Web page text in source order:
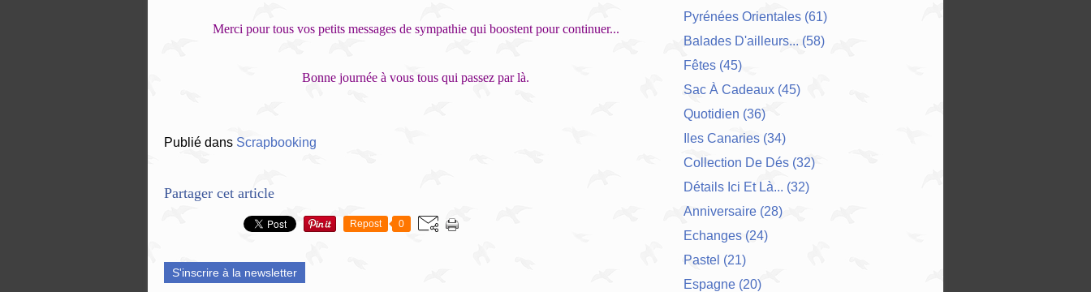
Merci pour tous vos petits messages de sympathie qui boostent pour continuer...
Bonne journée à vous tous qui passez par là.
Publié dans Scrapbooking
Partager cet article
Repost 0
S'inscrire à la newsletter
Pyrénées Orientales (61)
Balades D'ailleurs... (58)
Fêtes (45)
Sac À Cadeaux (45)
Quotidien (36)
Iles Canaries (34)
Collection De Dés (32)
Détails Ici Et Là... (32)
Anniversaire (28)
Echanges (24)
Pastel (21)
Espagne (20)